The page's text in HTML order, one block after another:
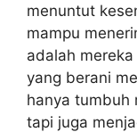
menuntut
mampu
adalah
yang berani
hanya tumbuh
tapi juga